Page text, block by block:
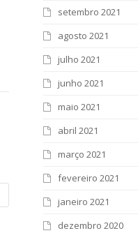
setembro 2021
agosto 2021
julho 2021
junho 2021
maio 2021
abril 2021
março 2021
fevereiro 2021
janeiro 2021
dezembro 2020